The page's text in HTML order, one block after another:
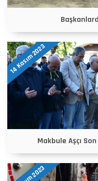
14 Kasım 2023
Makbule Aşçı